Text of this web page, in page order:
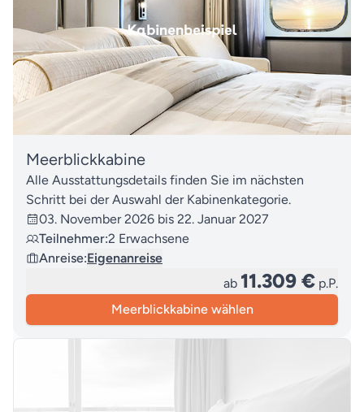
51 Puerto López (Ecuador)
52 Seetag
53 Salaverry (Peru)
Seetag
55 Callao (Peru)
56 PC2
57 Seetag
58 Matarani (Peru)
59 Arica (Chile)
60- 612 Seetage
Meerblickkabine
Alle Ausstattungsdetails finden Sie im nächsten
Schritt bei der Auswahl der Kabinenkategorie.
03. November 2026 bis 22. Januar 2027
Teilnehmer:2 Erwachsene
Anreise:Eigenanreise
ab 11.309 € p.P.
Meerblickkabine wählen